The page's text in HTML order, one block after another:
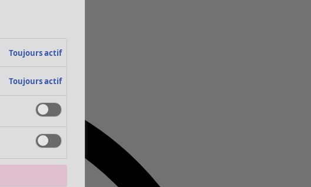
Toujours actif
Toujours actif